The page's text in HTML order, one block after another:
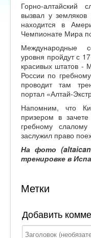
Горно-алтайский
вызвал у земляков
находится в
Чемпионате Мира
Международные
уровня пройдут с
красивых штатов -
России по
проводит там
портал «Алтай-
Напомним, что
призером в
гребному
заслужил право
На фото
тренировке в
Метки
Добавить